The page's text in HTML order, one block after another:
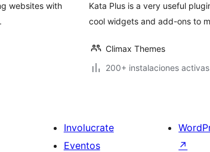
websites with
Kata Plus is a very useful
cool widgets and add-ons to
Climax Themes
200+ instalaciones activas
Involucrate
Eventos
↗